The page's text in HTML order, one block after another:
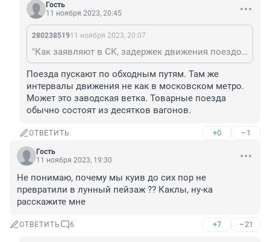
Гость
11 ноября 2023, 20:45
28023851911 ноября 2023, 20:07
"Как заявляют в СК, задержек движения поездов не допущено."Неужели поезда могут перепрыгивать через завалы,изображенные на снимках?
Поезда пускают по обходным путям. Там же
интервалы движения не как в московском метро.
Может это заводская ветка. Товарные поезда
обычно состоят из десятков вагонов.
ОТВЕТИТЬ +0 –1
Гость
11 ноября 2023, 19:30
Не понимаю, почему мы куив до сих пор не
превратили в лунный пейзаж ?? Каклы, ну-ка
расскажите мне
ОТВЕТИТЬ 6 +7 –21